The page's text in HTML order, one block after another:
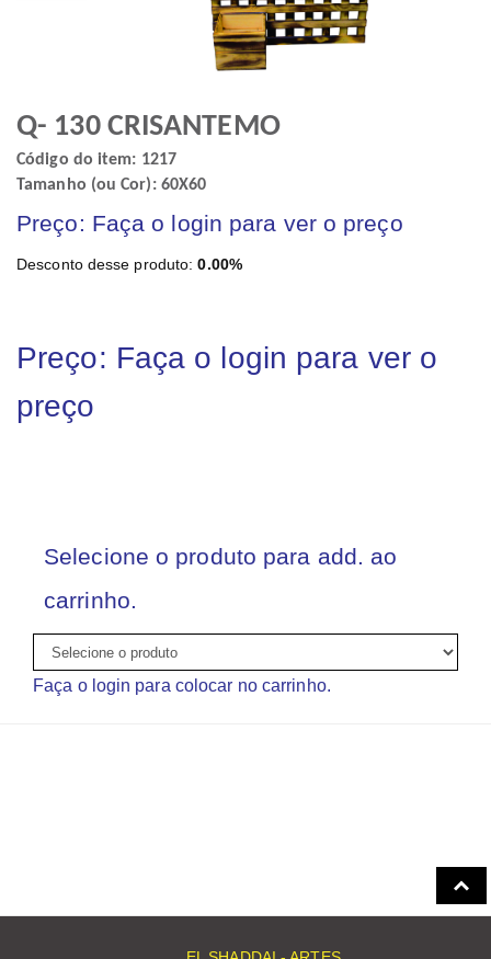
Q- 130 CRISANTEMO
Código do item: 1217
Tamanho (ou Cor): 60X60
Preço: Faça o login para ver o preço
Desconto desse produto:0.00%
Preço: Faça o login para ver o
preço
Selecione o produto para add. ao
carrinho.
Faça o login para colocar no carrinho.